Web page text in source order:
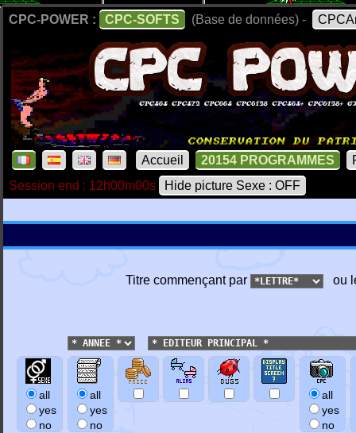
CPC-POWER : CPC-SOFTS (Base de données) -
Accueil 20154 PROGRAMMES
Session end : 12h00m00s
Hide picture Sexe : OFF
Titre commençant par ou
all
yes
no
all
yes
no
all
yes
no